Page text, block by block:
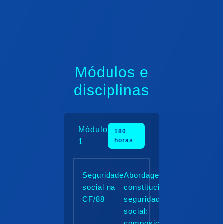
Módulos e
disciplinas
Módulo
1
180
horas
Seguridade
social na
CF/88
Abordagem
constitucional da
seguridade
social: